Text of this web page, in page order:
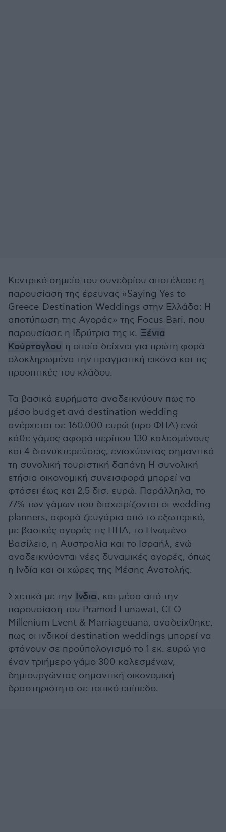
Κεντρικό σημείο του συνεδρίου αποτέλεσε η
παρουσίαση της έρευνας «Saying Yes to
Greece-Destination Weddings στην Ελλάδα: Η
αποτύπωση της Αγοράς» της Focus Bari, που
παρουσίασε η Ιδρύτρια της κ. Ξένια
Κούρτογλου η οποία δείχνει για πρώτη φορά
ολοκληρωμένα την πραγματική εικόνα και τις
προοπτικές του κλάδου.
Τα βασικά ευρήματα αναδεικνύουν πως το
μέσο budget ανά destination wedding
ανέρχεται σε 160.000 ευρώ (προ ΦΠΑ) ενώ
κάθε γάμος αφορά περίπου 130 καλεσμένους
και 4 διανυκτερεύσεις, ενισχύοντας σημαντικά
τη συνολική τουριστική δαπάνη Η συνολική
ετήσια οικονομική συνεισφορά μπορεί να
φτάσει έως και 2,5 δισ. ευρώ. Παράλληλα, το
77% των γάμων που διαχειρίζονται οι wedding
planners, αφορά ζευγάρια από το εξωτερικό,
με βασικές αγορές τις ΗΠΑ, το Ηνωμένο
Βασίλειο, η Αυστραλία και το Ισραήλ, ενώ
αναδεικνύονται νέες δυναμικές αγορές, όπως
η Ινδία και οι χώρες της Μέσης Ανατολής.
Σχετικά με την Ινδια, και μέσα από την
παρουσίαση του Pramod Lunawat, CEO
Millenium Event & Marriageuana, αναδείχθηκε,
πως οι ινδικοί destination weddings μπορεί να
φτάνουν σε προϋπολογισμό το 1 εκ. ευρώ για
έναν τριήμερο γάμο 300 καλεσμένων,
δημιουργώντας σημαντική οικονομική
δραστηριότητα σε τοπικό επίπεδο.